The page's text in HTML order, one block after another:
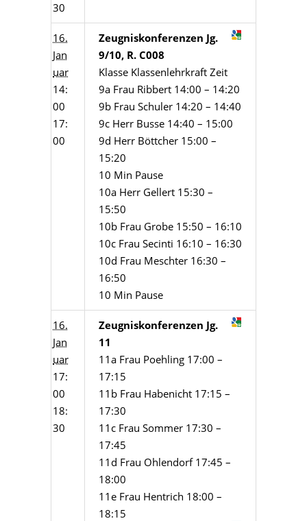
30
16.
Jan
uar
14:
00
17:
00
Zeugniskonferenzen Jg.
9/10, R. C008
Klasse Klassenlehrkraft Zeit
9a Frau Ribbert 14:00 – 14:20
9b Frau Schuler 14:20 – 14:40
9c Herr Busse 14:40 – 15:00
9d Herr Böttcher 15:00 –
15:20
10 Min Pause
10a Herr Gellert 15:30 –
15:50
10b Frau Grobe 15:50 – 16:10
10c Frau Secinti 16:10 – 16:30
10d Frau Meschter 16:30 –
16:50
10 Min Pause
16.
Jan
uar
17:
00
18:
30
Zeugniskonferenzen Jg.
11
11a Frau Poehling 17:00 –
17:15
11b Frau Habenicht 17:15 –
17:30
11c Frau Sommer 17:30 –
17:45
11d Frau Ohlendorf 17:45 –
18:00
11e Frau Hentrich 18:00 –
18:15